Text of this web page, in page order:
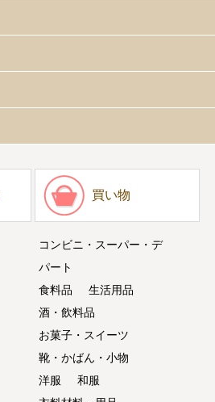
買い物
コンビニ・スーパー・デ
パート
食料品
生活用品
酒・飲料品
お菓子・スイーツ
靴・かばん・小物
洋服
和服